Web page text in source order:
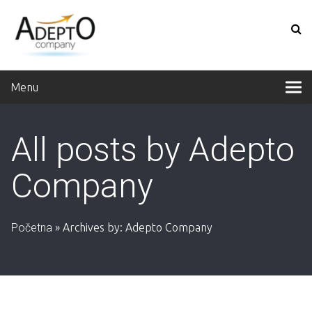
Menu
All posts by Adepto
Company
Početna » Archives by: Adepto Company